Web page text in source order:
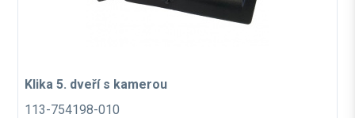
Klika 5. dveří s kamerou
113-754198-010